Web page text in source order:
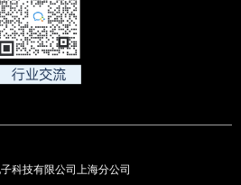
科技有限公司上海分公司